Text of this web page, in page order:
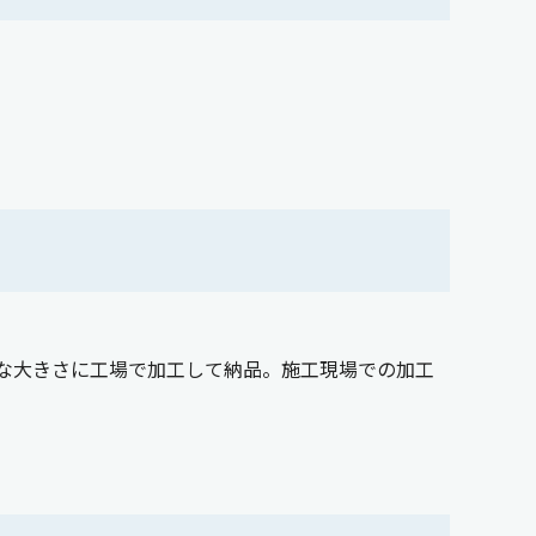
きさに工場で加工して納品。施工現場での加工